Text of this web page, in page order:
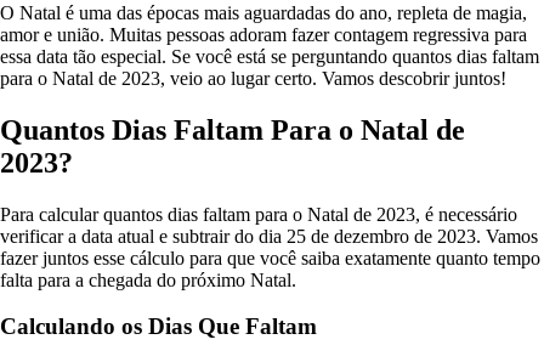
O Natal é uma das épocas mais aguardadas do ano, repleta de magia,
amor e união. Muitas pessoas adoram fazer contagem regressiva para
essa data tão especial. Se você está se perguntando quantos dias faltam
para o Natal de 2023, veio ao lugar certo. Vamos descobrir juntos!
Quantos Dias Faltam Para o Natal de
2023?
Para calcular quantos dias faltam para o Natal de 2023, é necessário
verificar a data atual e subtrair do dia 25 de dezembro de 2023. Vamos
fazer juntos esse cálculo para que você saiba exatamente quanto tempo
falta para a chegada do próximo Natal.
Calculando os Dias Que Faltam